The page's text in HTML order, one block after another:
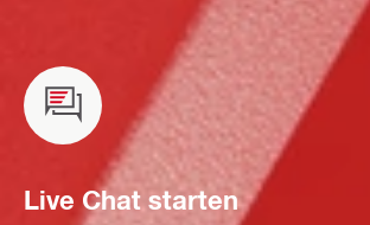
Live Chat starten